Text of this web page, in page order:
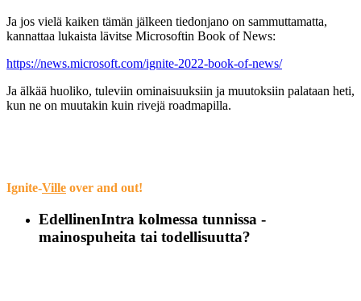
Ja jos vielä kaiken tämän jälkeen tiedonjano on sammuttamatta,
kannattaa lukaista lävitse Microsoftin Book of News:
https://news.microsoft.com/ignite-2022-book-of-news/
Ja älkää huoliko, tuleviin ominaisuuksiin ja muutoksiin palataan heti,
kun ne on muutakin kuin rivejä roadmapilla.
Ignite-Ville over and out!
EdellinenIntra kolmessa tunnissa -
mainospuheita tai todellisuutta?